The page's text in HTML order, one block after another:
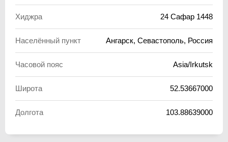
Хиджра 24 Сафар 1448
Населённый пункт Ангарск, Севастополь, Россия
Часовой пояс Asia/Irkutsk
Широта 52.53667000
Долгота 103.88639000